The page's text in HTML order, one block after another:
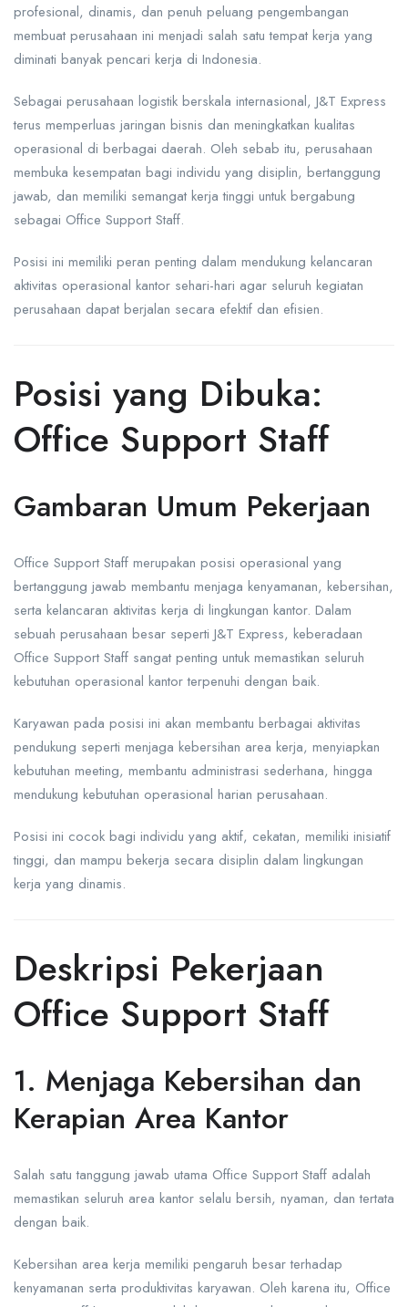
profesional, dinamis, dan penuh peluang pengembangan
membuat perusahaan ini menjadi salah satu tempat kerja yang
diminati banyak pencari kerja di Indonesia.
Sebagai perusahaan logistik berskala internasional, J&T Express
terus memperluas jaringan bisnis dan meningkatkan kualitas
operasional di berbagai daerah. Oleh sebab itu, perusahaan
membuka kesempatan bagi individu yang disiplin, bertanggung
jawab, dan memiliki semangat kerja tinggi untuk bergabung
sebagai Office Support Staff.
Posisi ini memiliki peran penting dalam mendukung kelancaran
aktivitas operasional kantor sehari-hari agar seluruh kegiatan
perusahaan dapat berjalan secara efektif dan efisien.
Posisi yang Dibuka:
Office Support Staff
Gambaran Umum Pekerjaan
Office Support Staff merupakan posisi operasional yang
bertanggung jawab membantu menjaga kenyamanan, kebersihan,
serta kelancaran aktivitas kerja di lingkungan kantor. Dalam
sebuah perusahaan besar seperti J&T Express, keberadaan
Office Support Staff sangat penting untuk memastikan seluruh
kebutuhan operasional kantor terpenuhi dengan baik.
Karyawan pada posisi ini akan membantu berbagai aktivitas
pendukung seperti menjaga kebersihan area kerja, menyiapkan
kebutuhan meeting, membantu administrasi sederhana, hingga
mendukung kebutuhan operasional harian perusahaan.
Posisi ini cocok bagi individu yang aktif, cekatan, memiliki inisiatif
tinggi, dan mampu bekerja secara disiplin dalam lingkungan
kerja yang dinamis.
Deskripsi Pekerjaan
Office Support Staff
1. Menjaga Kebersihan dan
Kerapian Area Kantor
Salah satu tanggung jawab utama Office Support Staff adalah
memastikan seluruh area kantor selalu bersih, nyaman, dan tertata
dengan baik.
Kebersihan area kerja memiliki pengaruh besar terhadap
kenyamanan serta produktivitas karyawan. Oleh karena itu, Office